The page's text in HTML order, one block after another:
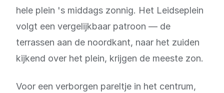
hele plein 's middags zonnig. Het Leidseplein
volgt een vergelijkbaar patroon — de
terrassen aan de noordkant, naar het zuiden
kijkend over het plein, krijgen de meeste zon.
Voor een verborgen pareltje in het centrum,